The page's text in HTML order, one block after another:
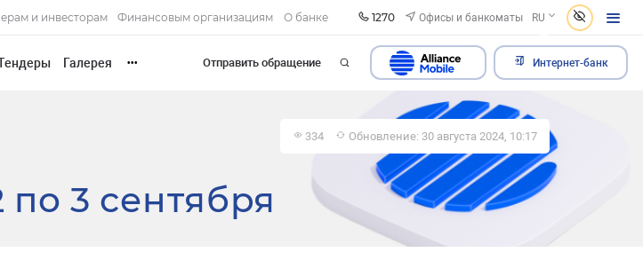
и инвесторам Финансовым организациям О банке 1270 Офисы и банкоматы RU
Галерея ••• Отправить обращение Интернет-банк
334 Обновление: 30 августа 2024, 10:17
3 сентября